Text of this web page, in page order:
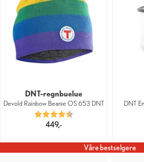
DNT-regnbuelue
Devold Rainbow Beanie OS 653 DNT
Karakter:
4.7 av 5 mulige
449,-
DNT
Våre bestselgere